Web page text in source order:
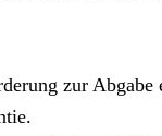
zur Abgabe